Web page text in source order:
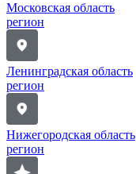
Московская область
регион
Ленинградская область
регион
Нижегородская область
регион